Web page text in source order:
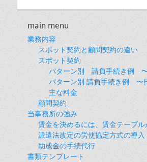
ゲ
ー
シ
投
稿:
main menu
業務内容
スポット契約と顧問契約の違い
スポット契約
パターン別 請負手続き例
パターン別 請負手続き例 〜
主な料金
顧問契約
当事務所の強み
賃金を決めるには、賃金テーブル
派遣法改定の労使協定方式の導入
助成金の手続代行
書類テンプレート